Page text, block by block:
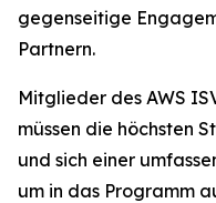
gegenseitige
Partnern.
Mitglieder des AWS
müssen die höchsten
und sich einer
um in das Programm